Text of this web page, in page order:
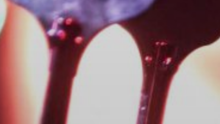
04 TOCA CON NOSOTROS
QUIÉNES SOMOS
NUESTRA HISTORIA RIDER TÉCNICO
GALERÍA
DE IMÁGENES
CONTACTO